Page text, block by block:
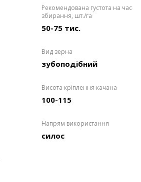
Рекомендована густота на час
збирання, шт./га
50-75 тис.
Вид зерна
зубоподібний
Висота кріплення качана
100-115
Напрям використання
силос